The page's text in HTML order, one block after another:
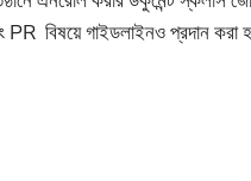
PR বিষয়ে গাইডলাইনও প্রদান করা